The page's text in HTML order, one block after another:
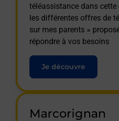
téléassistance dans
les différentes offres de
sur mes parents »
répondre à vos besoins
Je découvre
Marcorignan